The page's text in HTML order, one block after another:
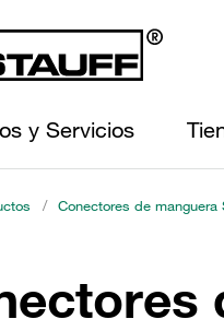
y Servicios
/ Conectores de manguera